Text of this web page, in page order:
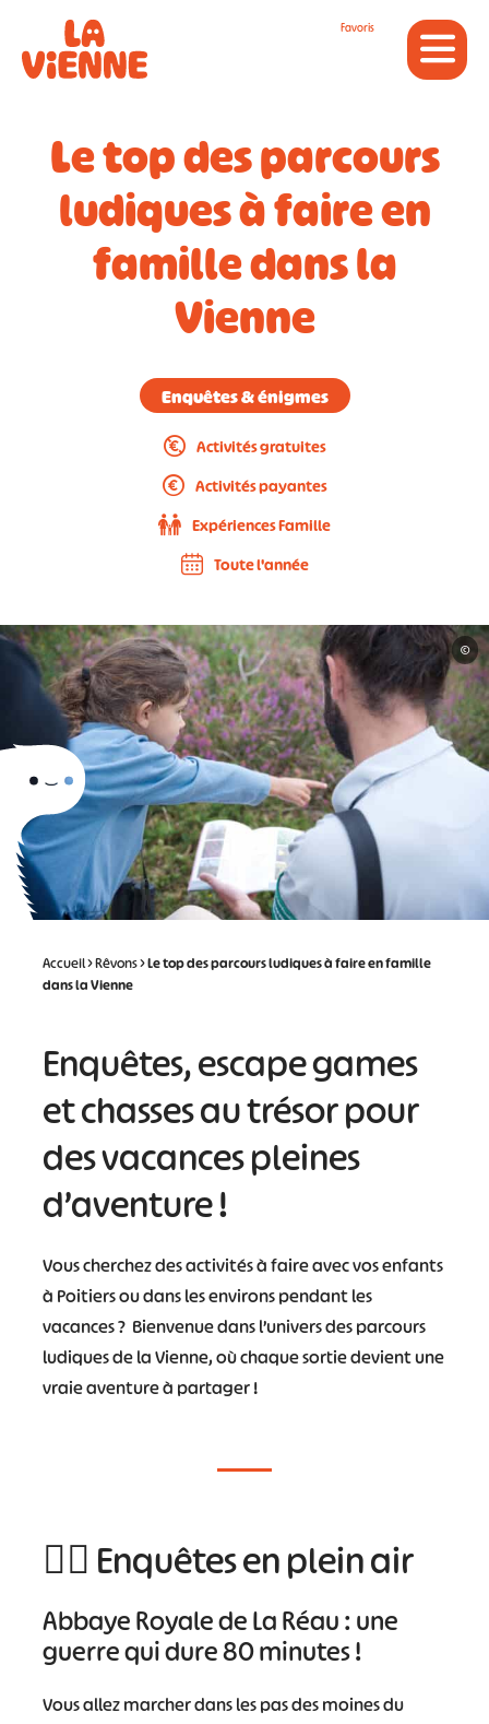
Favoris
Le top des parcours
ludiques à faire en
famille dans la
Vienne
Enquêtes & énigmes
Activités gratuites
Activités payantes
Expériences Famille
Toute l'année
©
Accueil>Rêvons>Le top des parcours ludiques à faire en famille
dans la Vienne
Enquêtes, escape games
et chasses au trésor pour
des vacances pleines
d’aventure !
Vous cherchez des activités à faire avec vos enfants
à Poitiers ou dans les environs pendant les
vacances ? Bienvenue dans l’univers des parcours
ludiques de la Vienne, où chaque sortie devient une
vraie aventure à partager !
🕵️‍♀️ Enquêtes en plein air
Abbaye Royale de La Réau : une
guerre qui dure 80 minutes !
Vous allez marcher dans les pas des moines du